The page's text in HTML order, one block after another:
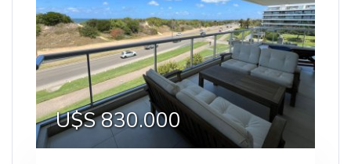
U$S 830.000